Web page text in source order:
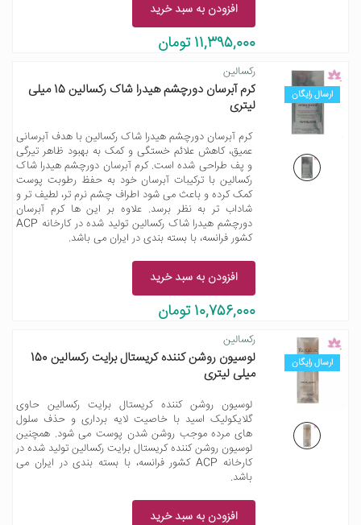
افزودن به سبد خرید
11,395,000 تومان
ارسال رایگان
رکسالین
کرم آبرسان دورچشم هیدرا شاک رکسالین 15 میلی
لیتری
کرم آبرسان دورچشم هیدرا شاک رکسالین با هدف آبرسانی
عمیق، کاهش علائم خستگی و کمک به بهبود ظاهر تیرگی
و پف طراحی شده است. کرم آبرسان دورچشم هیدرا شاک
رکسالین با ترکیبات آبرسان خود به حفظ رطوبت پوست
کمک کرده و باعث می شود اطراف چشم نرم تر، لطیف تر و
شاداب تر به نظر برسد. علاوه بر این ها کرم آبرسان
دورچشم هیدرا شاک رکسالین تولید شده در کارخانه ACP
کشور فرانسه، با بسته بندی در ایران می باشد.
افزودن به سبد خرید
10,756,000 تومان
ارسال رایگان
رکسالین
لوسیون روشن کننده کریستال برایت رکسالین 150
میلی لیتری
لوسیون روشن کننده کریستال برایت رکسالین حاوی
گلایکولیک اسید با خاصیت لایه برداری و حذف سلول
های مرده موجب روشن شدن پوست می شود. همچنین
لوسیون روشن کننده کریستال برایت رکسالین تولید شده در
کارخانه ACP کشور فرانسه، با بسته بندی در ایران می
باشد.
افزودن به سبد خرید